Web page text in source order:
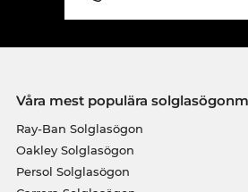
Våra mest populära
Ray-Ban Solglasögon
Oakley Solglasögon
Persol Solglasögon